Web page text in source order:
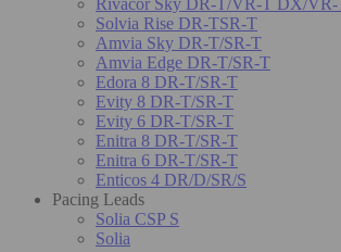
Solvia Rise DR-TSR-T
Amvia Sky DR-T/SR-T
Amvia Edge DR-T/SR-T
Edora 8 DR-T/SR-T
Evity 8 DR-T/SR-T
Evity 6 DR-T/SR-T
Enitra 8 DR-T/SR-T
Enitra 6 DR-T/SR-T
Enticos 4 DR/D/SR/S
Pacing Leads
Solia CSP S
Solia